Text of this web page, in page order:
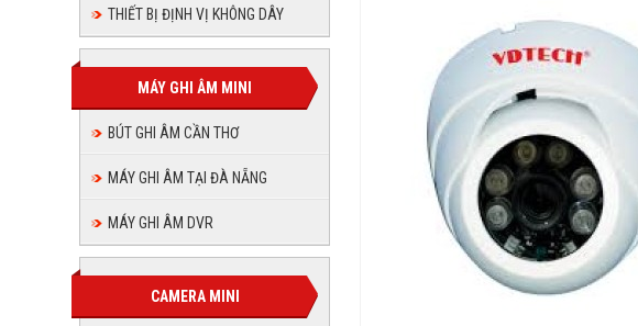
THIẾT BỊ ĐỊNH VỊ KHÔNG DÂY
MÁY GHI ÂM MINI
BÚT GHI ÂM CẦN THƠ
MÁY GHI ÂM TẠI ĐÀ NẴNG
MÁY GHI ÂM DVR
CAMERA MINI